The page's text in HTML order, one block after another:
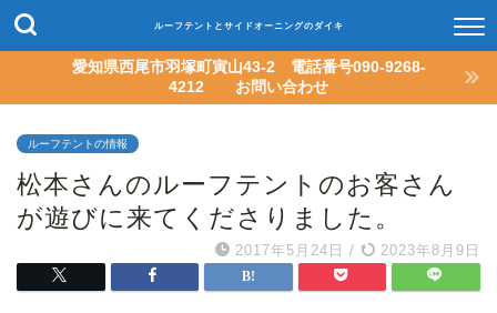
ルーフテントとサイドオーニングのダイキ
愛知県西尾市羽塚町寅山43-2 電話番号090-9268-
4212 お問い合わせ
ルーフテントの情報
松本さんのルーフテントのお客さん
が遊びに来てくださりました。
2017年5月24日 / 2023年8月9日